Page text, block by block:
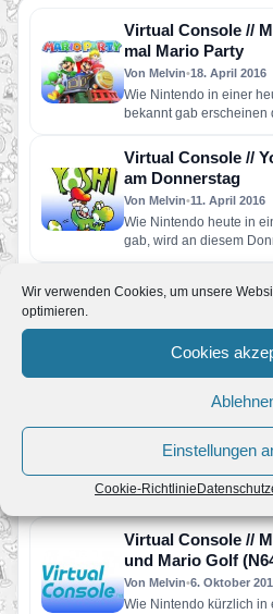
Wir verwenden Cookies, um unsere
optimieren.
Cookies
Einstellungen
Cookie-Richtlinie
Virtual Console //
mal Mario Party
Von Melvin•18. April 2016
Wie Nintendo in einer
bekannt gab
Virtual Console //
am Donnerstag
Von Melvin•11. April 2016
Wie Nintendo heute in
gab, wird an diesem
Nintendo 64 für…
Nintendo Direct //
Von Melvin•4. März 2016
Im Rahmen der
Virtual Console //
erscheint am
Von Melvin•1. Februar
Wie jeden Montag, hat
die Downloads der
Fans der Super…
Virtual Console //
und Mario Golf
Von Melvin•6. Oktober
Wie Nintendo kürzlich in